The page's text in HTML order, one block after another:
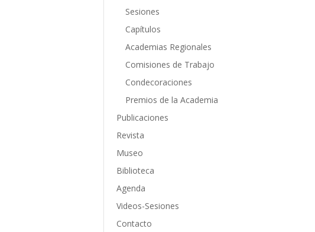
Sesiones
Capítulos
Academias Regionales
Comisiones de Trabajo
Condecoraciones
Premios de la Academia
Publicaciones
Revista
Museo
Biblioteca
Agenda
Videos-Sesiones
Contacto